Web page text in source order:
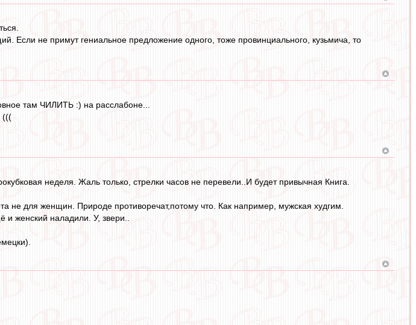
Если не примут гениальное предложение одного, тоже провинциального, кузьмича, то
там ЧИЛИТЬ :) на расслабоне...
(((
неделя. Жаль только, стрелки часов не перевели..И будет привычная Книга.
не для женщин. Природе противоречат,потому что. Как например, мужская худгим.
и женский наладили. У, звери..